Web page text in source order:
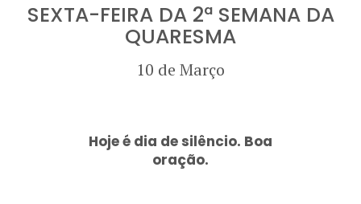
SEXTA-FEIRA DA 2ª SEMANA DA
QUARESMA
10 de Março
Hoje é dia de silêncio. Boa
oração.